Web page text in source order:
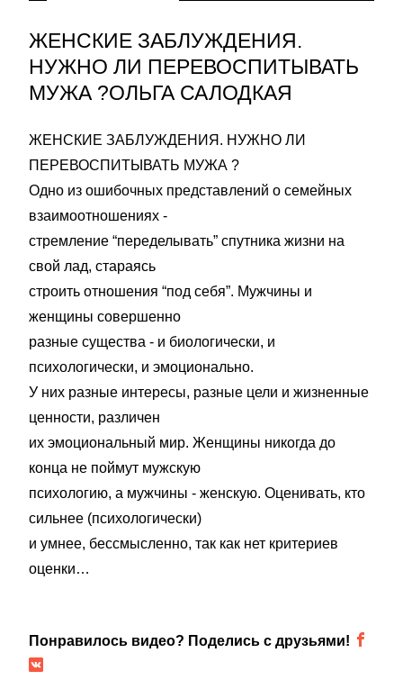
ЖЕНСКИЕ ЗАБЛУЖДЕНИЯ.
НУЖНО ЛИ ПЕРЕВОСПИТЫВАТЬ
МУЖА ?ОЛЬГА САЛОДКАЯ
ЖЕНСКИЕ ЗАБЛУЖДЕНИЯ. НУЖНО ЛИ
ПЕРЕВОСПИТЫВАТЬ МУЖА ?
Одно из ошибочных представлений о семейных
взаимоотношениях -
стремление “переделывать” спутника жизни на
свой лад, стараясь
строить отношения “под себя”. Мужчины и
женщины совершенно
разные существа - и биологически, и
психологически, и эмоционально.
У них разные интересы, разные цели и жизненные
ценности, различен
их эмоциональный мир. Женщины никогда до
конца не поймут мужскую
психологию, а мужчины - женскую. Оценивать, кто
сильнее (психологически)
и умнее, бессмысленно, так как нет критериев
оценки…
Понравилось видео? Поделись с друзьями!